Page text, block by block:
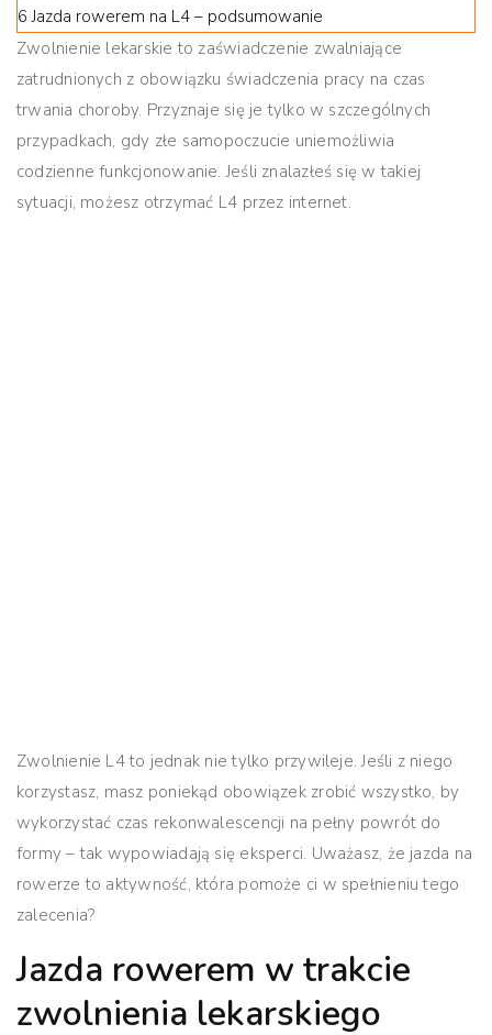
6 Jazda rowerem na L4 – podsumowanie
Zwolnienie lekarskie to zaświadczenie zwalniające
zatrudnionych z obowiązku świadczenia pracy na czas
trwania choroby. Przyznaje się je tylko w szczególnych
przypadkach, gdy złe samopoczucie uniemożliwia
codzienne funkcjonowanie. Jeśli znalazłeś się w takiej
sytuacji, możesz otrzymać L4 przez internet.
Zwolnienie L4 to jednak nie tylko przywileje. Jeśli z niego
korzystasz, masz poniekąd obowiązek zrobić wszystko, by
wykorzystać czas rekonwalescencji na pełny powrót do
formy – tak wypowiadają się eksperci. Uważasz, że jazda na
rowerze to aktywność, która pomoże ci w spełnieniu tego
zalecenia?
Jazda rowerem w trakcie
zwolnienia lekarskiego